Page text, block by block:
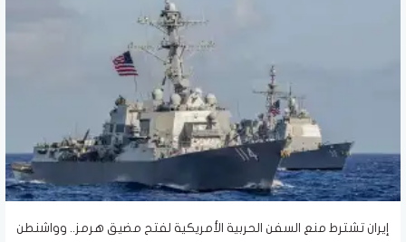
إيران تشترط منع السفن الحربية الأمريكية لفتح مضيق هرمز.. وواشنطن